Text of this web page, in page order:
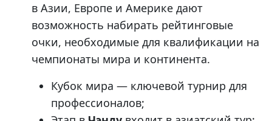
в Азии, Европе и Америке дают
возможность набирать рейтинговые
очки, необходимые для квалификации на
чемпионаты мира и континента.
Кубок мира — ключевой турнир для
профессионалов;